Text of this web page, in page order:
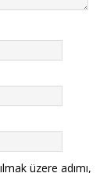
üzere adımı,